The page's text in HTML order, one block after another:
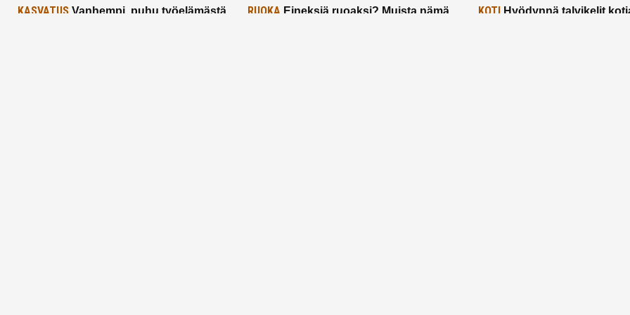
KASVATUS Vanhempi, puhu työelämästä
RUOKA Eineksiä ruoaksi? Muista nämä
KOTIHyödynnä talvikelit